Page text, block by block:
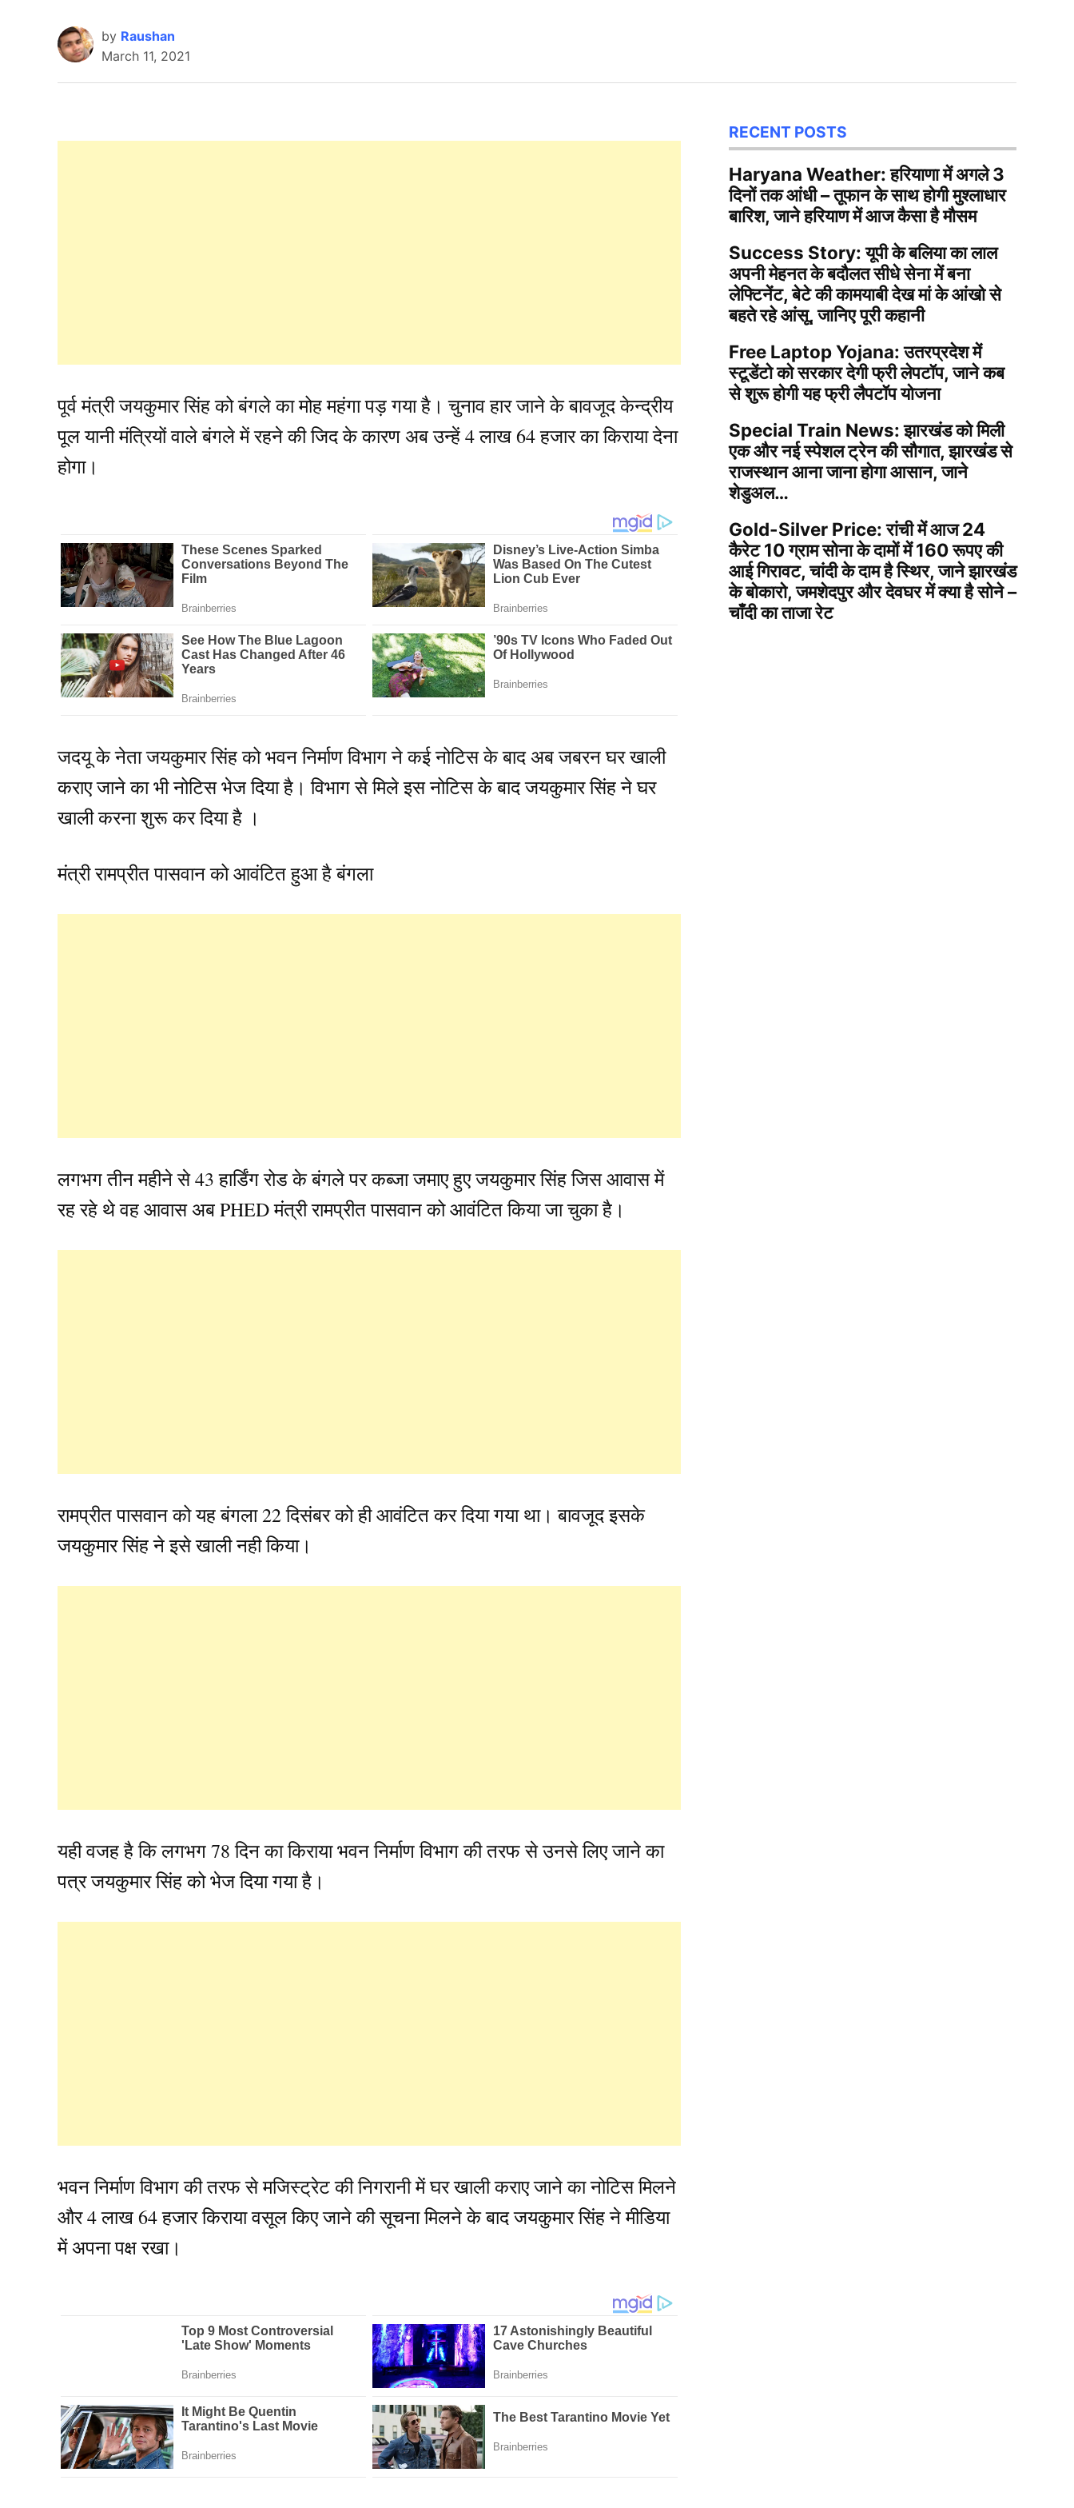
by Raushan
March 11, 2021
पूर्व मंत्री जयकुमार सिंह को बंगले का मोह महंगा पड़ गया है। चुनाव हार जाने के बावजूद केन्द्रीय
पूल यानी मंत्रियों वाले बंगले में रहने की जिद के कारण अब उन्हें 4 लाख 64 हजार का किराया देना
होगा।
जदयू के नेता जयकुमार सिंह को भवन निर्माण विभाग ने कई नोटिस के बाद अब जबरन घर खाली
कराए जाने का भी नोटिस भेज दिया है। विभाग से मिले इस नोटिस के बाद जयकुमार सिंह ने घर
खाली करना शुरू कर दिया है ।
मंत्री रामप्रीत पासवान को आवंटित हुआ है बंगला
लगभग तीन महीने से 43 हार्डिंग रोड के बंगले पर कब्जा जमाए हुए जयकुमार सिंह जिस आवास में
रह रहे थे वह आवास अब PHED मंत्री रामप्रीत पासवान को आवंटित किया जा चुका है।
रामप्रीत पासवान को यह बंगला 22 दिसंबर को ही आवंटित कर दिया गया था। बावजूद इसके
जयकुमार सिंह ने इसे खाली नही किया।
यही वजह है कि लगभग 78 दिन का किराया भवन निर्माण विभाग की तरफ से उनसे लिए जाने का
पत्र जयकुमार सिंह को भेज दिया गया है।
भवन निर्माण विभाग की तरफ से मजिस्ट्रेट की निगरानी में घर खाली कराए जाने का नोटिस मिलने
और 4 लाख 64 हजार किराया वसूल किए जाने की सूचना मिलने के बाद जयकुमार सिंह ने मीडिया
में अपना पक्ष रखा।
RECENT POSTS
Haryana Weather: हरियाणा में अगले 3
दिनों तक आंधी – तूफान के साथ होगी मुश्लाधार
बारिश, जाने हरियाण में आज कैसा है मौसम
Success Story: यूपी के बलिया का लाल
अपनी मेहनत के बदौलत सीधे सेना में बना
लेफ्टिनेंट, बेटे की कामयाबी देख मां के आंखो से
बहते रहे आंसू, जानिए पूरी कहानी
Free Laptop Yojana: उतरप्रदेश में
स्टूडेंटो को सरकार देगी फ्री लेपटॉप, जाने कब
से शुरू होगी यह फ्री लैपटॉप योजना
Special Train News: झारखंड को मिली
एक और नई स्पेशल ट्रेन की सौगात, झारखंड से
राजस्थान आना जाना होगा आसान, जाने
शेडुअल…
Gold-Silver Price: रांची में आज 24
कैरेट 10 ग्राम सोना के दामों में 160 रूपए की
आई गिरावट, चांदी के दाम है स्थिर, जाने झारखंड
के बोकारो, जमशेदपुर और देवघर में क्या है सोने –
चाँदी का ताजा रेट